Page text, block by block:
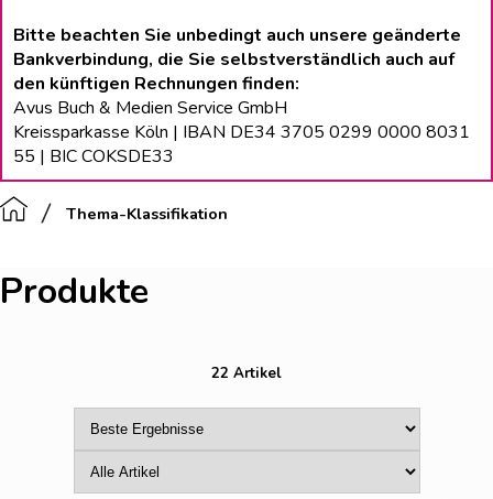
Bitte beachten Sie unbedingt auch unsere geänderte
Bankverbindung, die Sie selbstverständlich auch auf
den künftigen Rechnungen finden:
Avus Buch & Medien Service GmbH
Kreissparkasse Köln | IBAN DE34 3705 0299 0000 8031
55 | BIC COKSDE33
Thema-Klassifikation
Produkte
22 Artikel